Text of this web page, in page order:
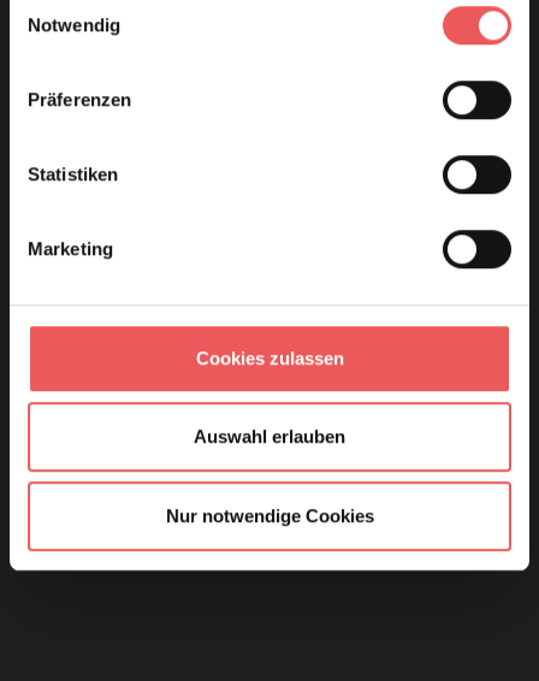
Notwendig
Präferenzen
Statistiken
Marketing
Cookies zulassen
Auswahl erlauben
Nur notwendige Cookies